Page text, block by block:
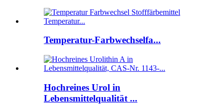
Temperatur-Farbwechselfa...
Hochreines Urol in
Lebensmittelqualität ...